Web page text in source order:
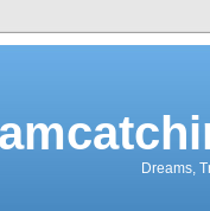
Dreams,